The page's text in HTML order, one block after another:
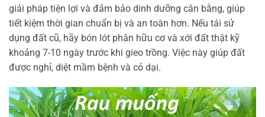
giải pháp tiện lợi và đảm bảo dinh dưỡng cân bằng, giúp
tiết kiệm thời gian chuẩn bị và an toàn hơn. Nếu tái sử
dụng đất cũ, hãy bón lót phân hữu cơ và xới đất thật kỹ
khoảng 7-10 ngày trước khi gieo trồng. Việc này giúp đất
được nghỉ, diệt mầm bệnh và cỏ dại.